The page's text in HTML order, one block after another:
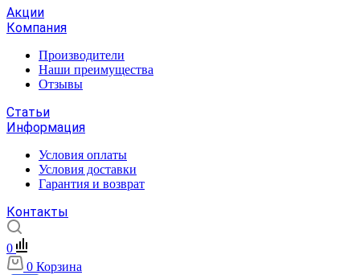
Акции
Компания
Производители
Наши преимущества
Отзывы
Статьи
Информация
Условия оплаты
Условия доставки
Гарантия и возврат
Контакты
0
0 Корзина